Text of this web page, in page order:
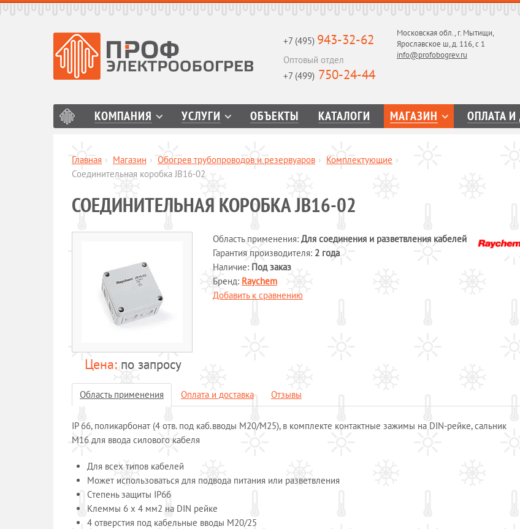
+7 (495) 943-32-62
Оптовый отдел
+7 (499) 750-24-44
Московская обл., г. Мытищи,
Ярославское ш, д. 116, с 1
info@profobogrev.ru
КОМПАНИЯ УСЛУГИ ОБЪЕКТЫ КАТАЛОГИ МАГАЗИН ОПЛАТА
Главная › Магазин › Обогрев трубопроводов и резервуаров › Комплектующие ›
Соединительная коробка JB16-02
СОЕДИНИТЕЛЬНАЯ КОРОБКА JB16-02
по запросу
Область применения: Для соединения и разветвления кабелей
Гарантия производителя: 2 года
Наличие: Под заказ
Бренд: Raychem
Добавить к сравнению
Область применения Оплата и доставка Отзывы
IP 66, поликарбонат (4 отв. под каб.вводы M20/M25), в комплекте контактные зажимы на DIN-рейке, сальник
M16 для ввода силового кабеля
Для всех типов кабелей
Может использоваться для подвода питания или разветвления
Степень защиты IP66
Клеммы 6 x 4 мм2 на DIN рейке
4 отверстия под кабельные вводы М20/25